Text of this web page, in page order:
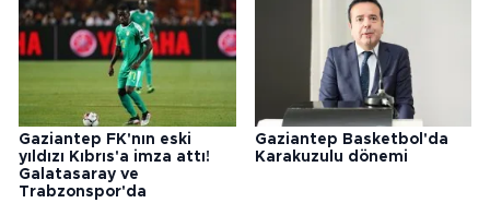
Gaziantep FK'nın eski
yıldızı Kıbrıs'a imza attı!
Galatasaray ve
Trabzonspor'da
Gaziantep Basketbol'da
Karakuzulu dönemi